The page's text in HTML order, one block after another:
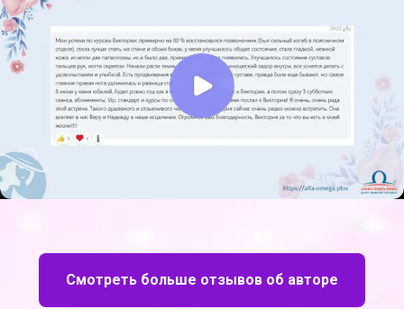
Смотреть больше отзывов об авторе